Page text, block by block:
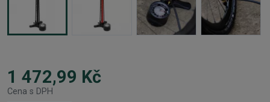
1 472,99 Kč
Cena s DPH